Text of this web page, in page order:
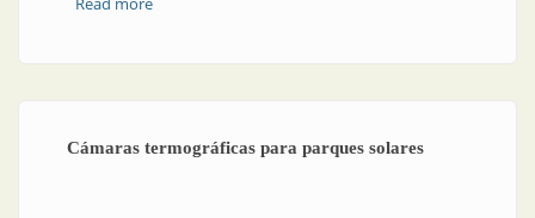
Cámaras termográficas para parques solares